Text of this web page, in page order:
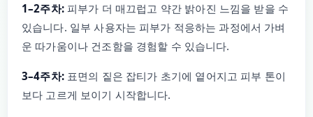
1–2주차:피부가 더 매끄럽고 약간 밝아진 느낌을 받을 수
있습니다. 일부 사용자는 피부가 적응하는 과정에서 가벼
운 따가움이나 건조함을 경험할 수 있습니다.
3–4주차:표면의 짙은 잡티가 초기에 옅어지고 피부 톤이
보다 고르게 보이기 시작합니다.